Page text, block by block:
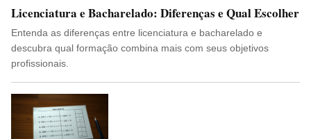
Licenciatura e Bacharelado: Diferenças e Qual Escolher
Entenda as diferenças entre licenciatura e bacharelado e
descubra qual formação combina mais com seus objetivos
profissionais.